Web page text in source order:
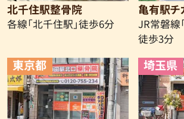
北千住駅整骨院
各線「北千住駅」徒歩6分
亀有駅
JR常磐線
徒歩3分
東京都 埼玉県